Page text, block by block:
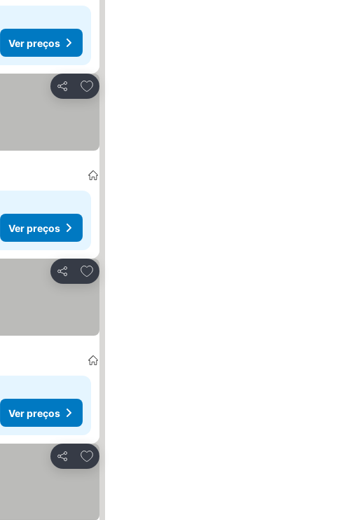
Ver preços
Partilhar
Adicionar aos favoritos
Ver preços
Partilhar
Adicionar aos favoritos
Ver preços
Partilhar
Adicionar aos favoritos